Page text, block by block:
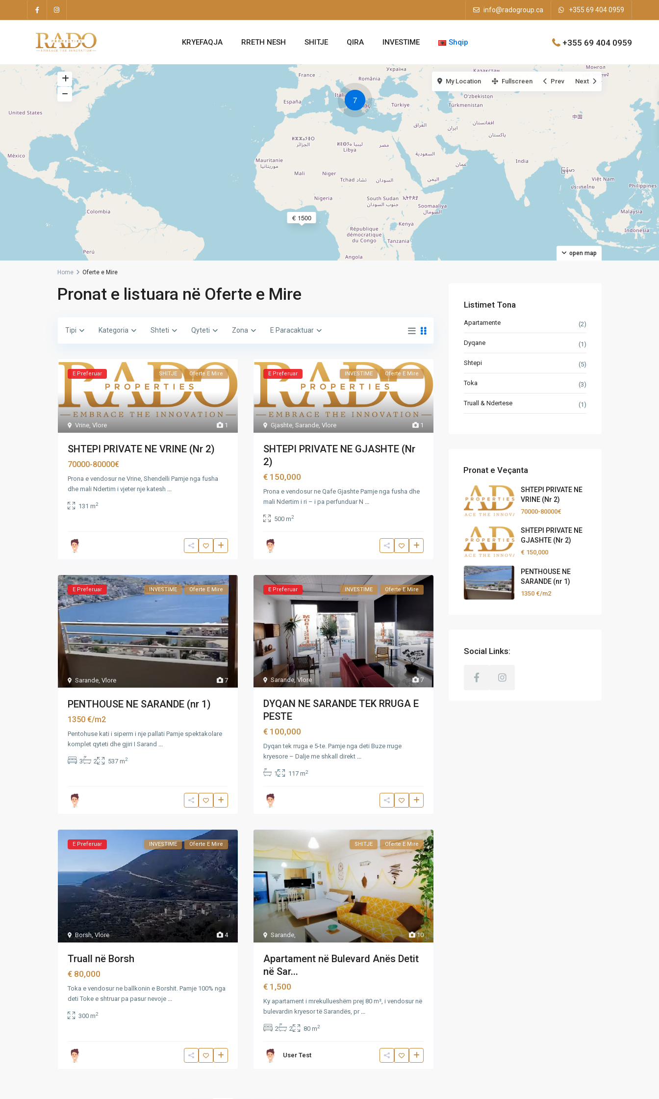
info@radogroup.ca +355 69 404 0959
KRYEFAQJA RRETH NESH SHITJE QIRA INVESTIME Shqip +355 69 404 0959
7
€ 1500
open map
My Location Fullscreen Prev Next
Home Oferte e Mire
Pronat e listuara në Oferte e Mire
Tipi Kategoria Shteti Qyteti Zona E Paracaktuar
1
Vrine, Vlore
E Preferuar SHITJE Oferte E Mire
SHTEPI PRIVATE NE VRINE (Nr 2)
70000-80000€
Prona e vendosur ne Vrine, Shendelli Pamje nga fusha
dhe mali Ndertim i vjeter nje katesh ...
131 m2
1
Gjashte, Sarande, Vlore
E Preferuar INVESTIME Oferte E Mire
SHTEPI PRIVATE NE GJASHTE (Nr
2)
€ 150,000
Prona e vendosur ne Qafe Gjashte Pamje nga fusha dhe
mali Ndertim i ri – i pa perfunduar N ...
500 m2
7
Sarande Vlore
E Preferuar INVESTIME Oferte E Mire
PENTHOUSE NE SARANDE (nr 1)
1350 €/m2
Pentohuse kati i siperm i nje pallati Pamje spektakolare
komplet qyteti dhe gjiri I Sarand
3 2 537 m2
7
Sarande,Vlore
E Preferuar INVESTIME Oferte E Mire
DYQAN NE SARANDE TEK RRUGA E
PESTE
€ 100,000
Dyqan tek rruga e 5-te. Pamje nga deti Buze rruge
kryesore – Dalje me shkall direkt ...
1 117 m2
4
Borsh,Vlore
E Preferuar INVESTIME Oferte E Mire
Truall në Borsh
€ 80,000
Toka e vendosur ne ballkonin e Borshit. Pamje 100% nga
deti Toke e shtruar pa pasur nevoje
300 m2
10
Sarande
SHITJE Oferte E Mire
Apartament në Bulevard Anës Detit
në Sar...
€ 1,500
Ky apartament i mrekullueshëm prej 80 m², i vendosur në
bulevardin kryesor të Sarandës, pr
2 2 80 m2
User Test
Listimet Tona
Apartamente (2)
Dyqane (1)
Shtepi (5)
Toka (3)
Truall & Ndertese (1)
Pronat e Veçanta
SHTEPI PRIVATE NE
VRINE (Nr 2)
70000-80000€
SHTEPI PRIVATE NE
GJASHTE (Nr 2)
€ 150,000
PENTHOUSE NE
SARANDE (nr 1)
1350 €/m2
Social Links: